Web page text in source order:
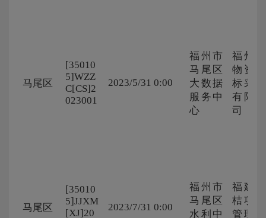
马尾区
[35010
5]WZZ
C[CS]2
023001
2023/5/31 0:00
福州市
马尾区
大数据
服务中
心
福州市
物资招
标采购
有限公
司
马尾区
[35010
5]JJXM
[XJ]20
2023/7/31 0:00
福州市
马尾区
水利中
福建金
桔项目
管理有